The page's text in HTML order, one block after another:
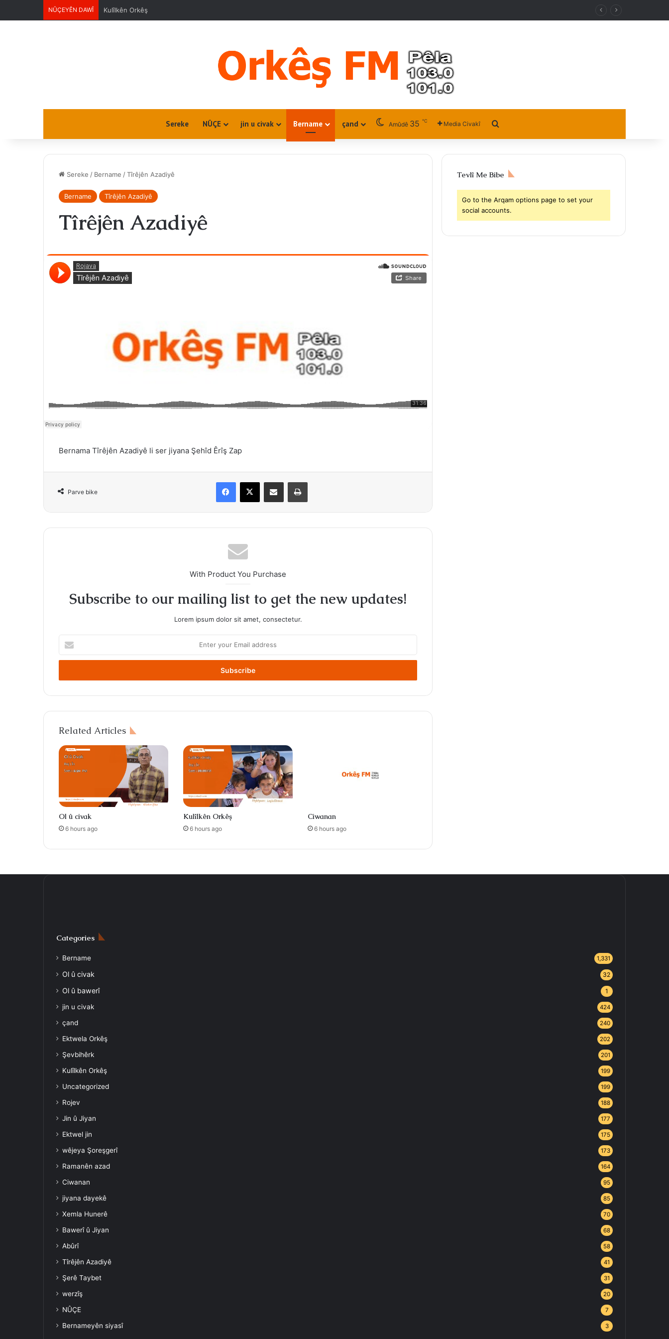
NÛÇEYÊN DAWÎ Ciwanan
Sereke NÛÇE jin u civak Bername çand Amûdê 35 ℃ Media Civakî
Sereke / Bername /Tîrêjên Azadiyê
Bername Tîrêjên Azadiyê
Tîrêjên Azadiyê
Bernama Tîrêjên Azadiyê li ser jiyana Şehîd Êrîş Zap
Parve bike
Facebook
X Share via Email Print
With Product You Purchase
Subscribe to our mailing list to get the new updates!
Lorem ipsum dolor sit amet, consectetur.
your
Email
Related Articles
Ol û civak
6 hours ago
Kulîlkên Orkêş
6 hours ago
Ciwanan
6 hours ago
Tevlî Me Bibe
Go to the Arqam options page to set your
social accounts.
Categories
Bername 1,331
Ol û civak 32
Ol û bawerî 1
jin u civak 424
çand 240
Ektwela Orkêş 202
Şevbihêrk 201
Kulîlkên Orkêş 199
Uncategorized 199
Rojev 188
Jin û Jiyan 177
Ektwel jin 175
wêjeya Şoreşgerî 173
Ramanên azad 164
Ciwanan 95
jiyana dayekê 85
Xemla Hunerê 70
Bawerî û Jiyan 68
Abûrî 58
Tîrêjên Azadiyê 41
Şerê Taybet 31
werzîş 20
NÛÇE 7
Bernameyên siyasî 3